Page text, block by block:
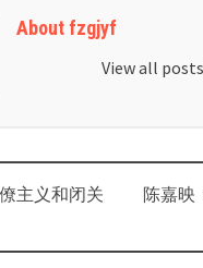
About fzgjyf
View all
主义和闭关
陈嘉映